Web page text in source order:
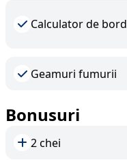
Calculator de bord
Geamuri fumurii
Bonusuri
2 chei